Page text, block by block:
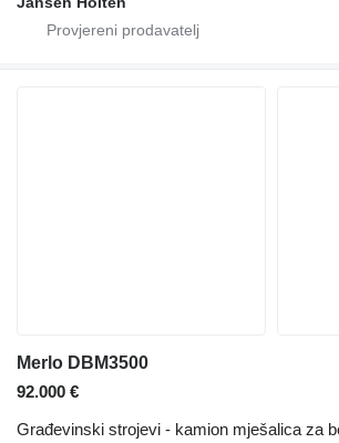
Merlo DBM3500
92.000 €
Građevinski strojevi - kamion mješalica za